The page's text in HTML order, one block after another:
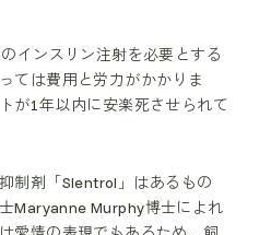
インスリン注射を必要とする
ては費用と労力がかかりま
が1年以内に安楽死させられて
制剤「Slentrol」はあるもの
Maryanne Murphy博士によれ